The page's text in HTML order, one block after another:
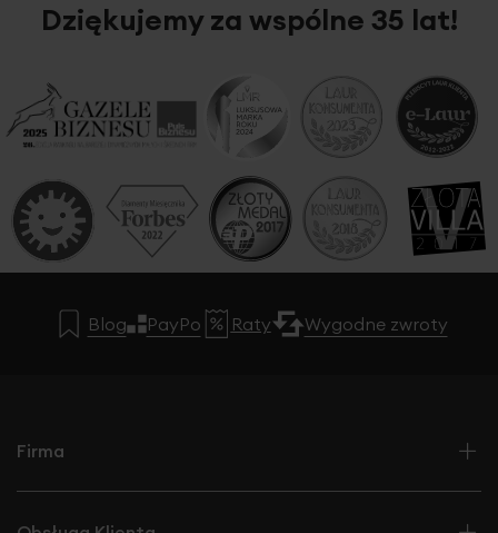
Dziękujemy za wspólne 35 lat!
Blog PayPo Raty Wygodne zwroty
Firma